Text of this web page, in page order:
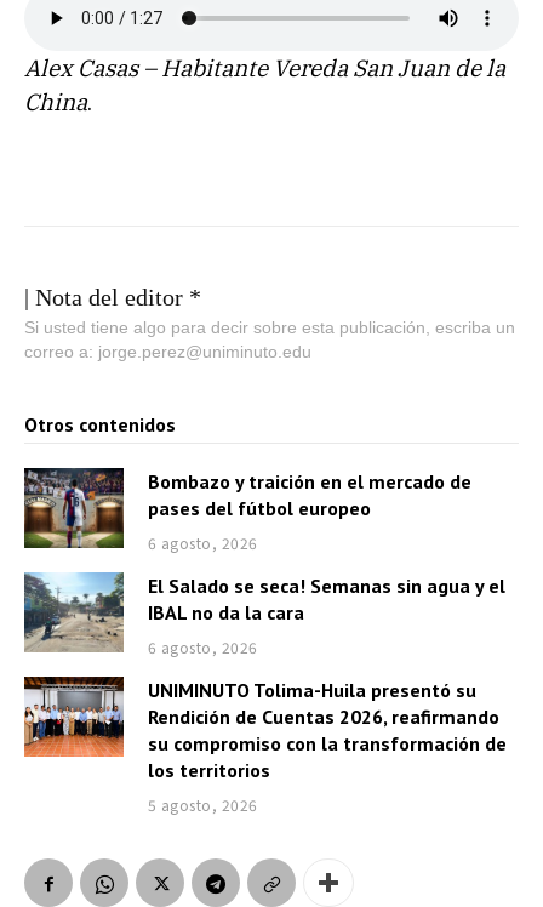
Alex Casas – Habitante Vereda San Juan de la
China.
| Nota del editor *
Si usted tiene algo para decir sobre esta publicación, escriba un
correo a: jorge.perez@uniminuto.edu
Otros contenidos
Bombazo y traición en el mercado de
pases del fútbol europeo
6 agosto, 2026
El Salado se seca! Semanas sin agua y el
IBAL no da la cara
6 agosto, 2026
UNIMINUTO Tolima-Huila presentó su
Rendición de Cuentas 2026, reafirmando
su compromiso con la transformación de
los territorios
5 agosto, 2026